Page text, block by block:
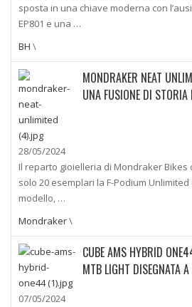
sposta in una chiave moderna con
EP801 e una …
BH \
MONDRAKER NEAT
UNA FUSIONE DI STORIA
28/05/2024
Il reparto gioielleria di Mondraker
solo 20 esemplari la F-Podium
modello, …
Mondraker\
CUBE AMS HYBRID
MTB LIGHT DISEGNATA
07/05/2024